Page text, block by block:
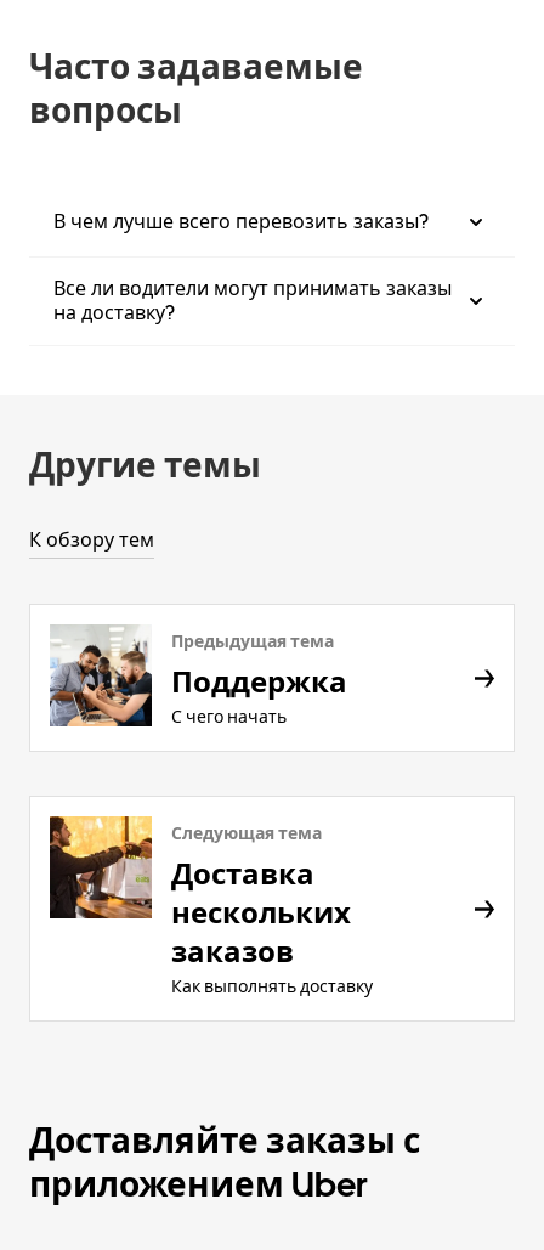
Часто задаваемые
вопросы
В чем лучше всего перевозить заказы?
Все ли водители могут принимать заказы
на доставку?
Другие темы
К обзору тем
Предыдущая тема
Поддержка
С чего начать
Следующая тема
Доставка
нескольких
заказов
Как выполнять доставку
Доставляйте заказы с
приложением Uber